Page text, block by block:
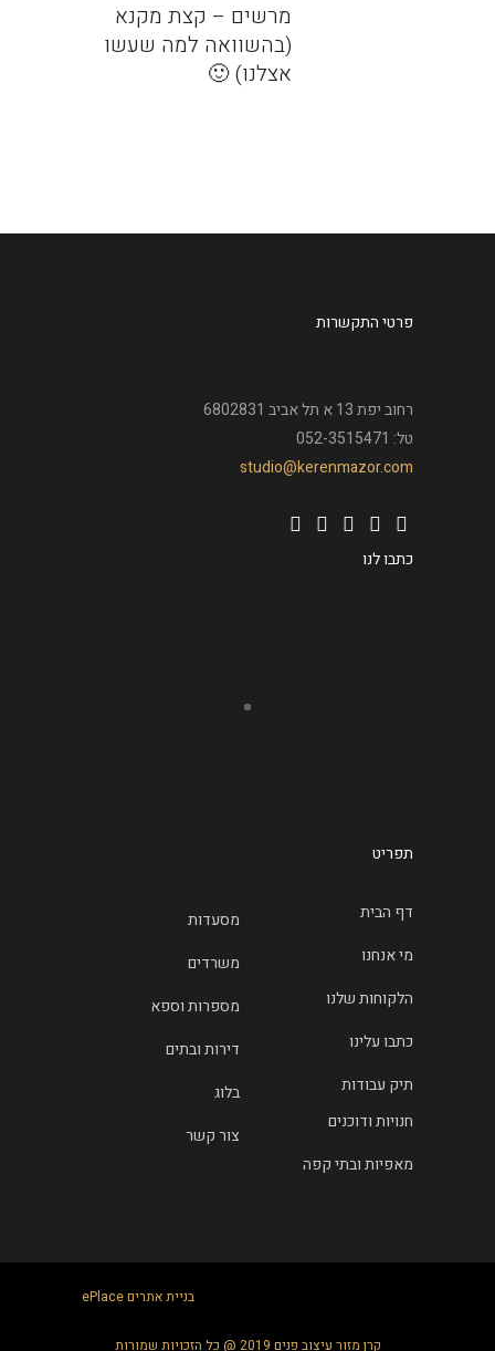
מרשים – קצת מקנא
(בהשוואה למה שעשו
אצלנו) 🙂
פרטי התקשרות
רחוב יפת 13 א תל אביב 6802831
טל: 052-3515471
studio@kerenmazor.com
כתבו לנו
תפריט
דף הבית
מי אנחנו
הלקוחות שלנו
כתבו עלינו
תיק עבודות
חנויות ודוכנים
מאפיות ובתי קפה
מסעדות
משרדים
מספרות וספא
דירות ובתים
בלוג
צור קשר
ePlaceבניית אתרים
קרן מזור עיצוב פנים 2019 @ כל הזכויות שמורות